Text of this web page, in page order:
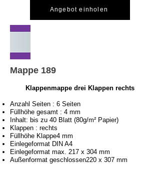
Angebot einholen
Mappe 189
Klappenmappe drei Klappen rechts
Anzahl Seiten : 6 Seiten
Füllhöhe gesamt : 4 mm
Inhalt: bis zu 40 Blatt (80g/m² Papier)
Klappen : rechts
Füllhöhe Klappe4 mm
Einlegeformat DIN A4
Einlegeformat max. 217 x 304 mm
Außenformat geschlossen220 x 307 mm